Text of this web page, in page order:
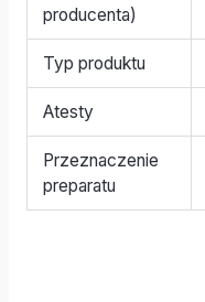
producenta)
Typ produktu
Atesty
Przeznaczenie
preparatu